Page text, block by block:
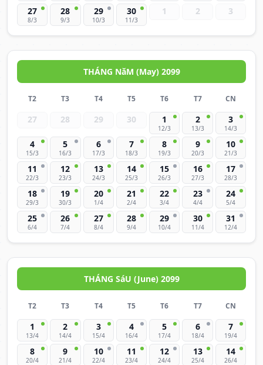
27
8/3
28
9/3
29
10/3
30
11/3
1 2 3
THÁNG NăM (May) 2099
T2 T3 T4 T5 T6 T7 CN
27 28 29 30 1
12/3
2
13/3
3
14/3
4
15/3
5
16/3
6
17/3
7
18/3
8
19/3
9
20/3
10
21/3
11
22/3
12
23/3
13
24/3
14
25/3
15
26/3
16
27/3
17
28/3
18
29/3
19
30/3
20
1/4
21
2/4
22
3/4
23
4/4
24
5/4
25
6/4
26
7/4
27
8/4
28
9/4
29
10/4
30
11/4
31
12/4
THÁNG SáU (June) 2099
T2 T3 T4 T5 T6 T7 CN
1
13/4
2
14/4
3
15/4
4
16/4
5
17/4
6
18/4
7
19/4
8
20/4
9
21/4
10
22/4
11
23/4
12
24/4
13
25/4
14
26/4